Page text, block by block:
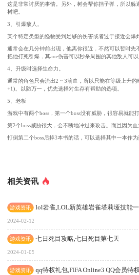
这是非常讨厌的事情。另外，树会帮你挡子弹，所以躲
树吧。
3、引爆敌人。
某个特定类型的怪物受到足够的伤害或者过于接近会爆
通常会在几分钟前出现，他离你很近，不然可以暂时先
把他打死引爆，其aoe伤害可以秒杀周围的其他敌人可以
4、升级时选择生命力。
通常的角色只会流出2 ~ 3滴血，所以只能在等级上升
+1)。以防万一，优先选择对生存有帮助的选项。
5、老板
游戏中有两个boss，第一个boss没有威胁，很容易就能
第2个boss威胁很大，会不断地冲过来攻击。而且因为
打倒第二个boss后掉3本书的话，可以选择其中一本作为
相关资讯
游戏资讯
2024-02-12
游戏资讯 七日死目攻略,七日死目第七天
2024-01-05
游戏资讯 qq特权礼包,FIFA Online3 QQ会员特